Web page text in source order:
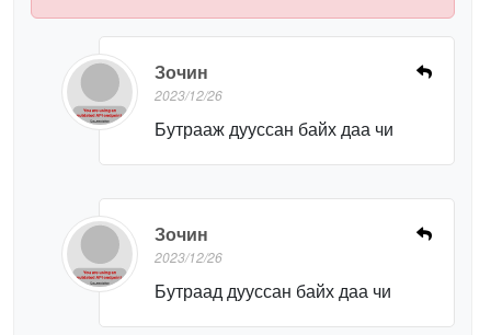
Зочин
2023/12/26
Бутрааж дууссан байх даа чи
Зочин
2023/12/26
Бутраад дууссан байх даа чи